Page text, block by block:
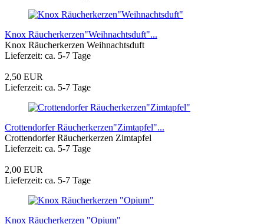
Knox Räucherkerzen"Weihnachtsduft"...
Knox Räucherkerzen Weihnachtsduft
Lieferzeit: ca. 5-7 Tage
2,50 EUR
Lieferzeit: ca. 5-7 Tage
Crottendorfer Räucherkerzen"Zimtapfel"...
Crottendorfer Räucherkerzen Zimtapfel
Lieferzeit: ca. 5-7 Tage
2,00 EUR
Lieferzeit: ca. 5-7 Tage
Knox Räucherkerzen "Opium"